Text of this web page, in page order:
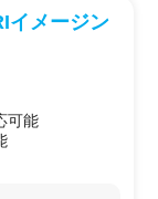
イメージン
可能